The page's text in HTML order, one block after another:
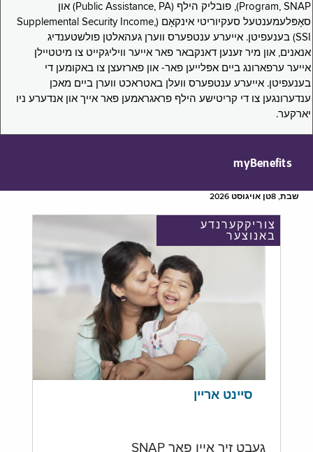
Program, SNAP), פובליק הילף (Public Assistance, PA) און
סאָפּלעמענטעל סעקיוריטי אינקאָם (Supplemental Security Income,
SSI) בענעפיטן. אייערע ענטפערס ווערן געהאלטן פולשטענדיג
אנאנים, און מיר זענען דאנקבאר פאר אייער וויליגקייט צו מיטטיילן
אייער ערפארונג ביים אפּלייען פאר- און פארזעצן צו באקומען די
בענעפיטן. אייערע ענטפערס וועלן באטראכט ווערן ביים מאכן
ענדערונגען צו די קריטישע הילף פראגראמען פאר אייך און אנדערע ניו
יארקער.
myBenefits
שבת, 8טן אויגוסט 2026
צוריקקערנדע
באנוצער
סיינט אריין
געבט זיך איין פאר SNAP